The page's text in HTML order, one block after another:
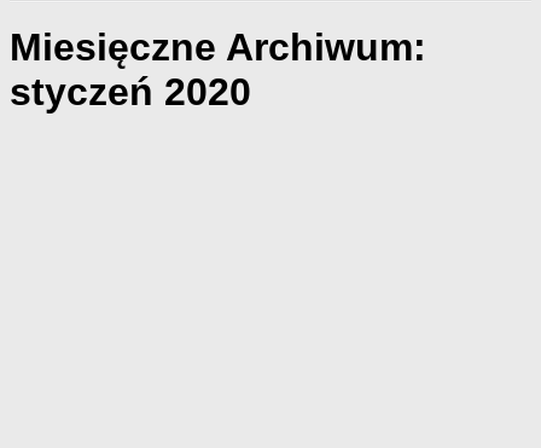
Miesięczne Archiwum:
styczeń 2020